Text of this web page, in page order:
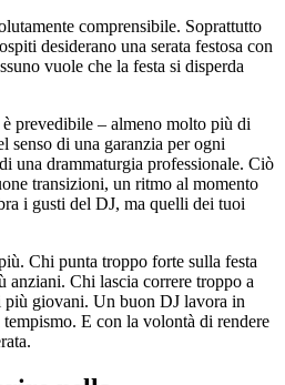
comprensibile. Soprattutto
desiderano una serata festosa con
vuole che la festa si disperda
prevedibile – almeno molto più di
senso di una garanzia per ogni
una drammaturgia professionale. Ciò
transizioni, un ritmo al momento
i gusti del DJ, ma quelli dei tuoi
Chi punta troppo forte sulla festa
anziani. Chi lascia correre troppo a
giovani. Un buon DJ lavora in
E con la volontà di rendere